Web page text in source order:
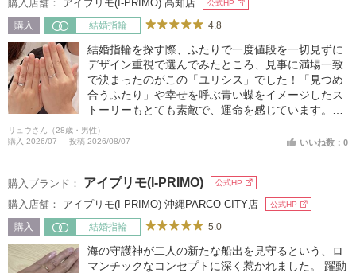
購入店舗： アイプリモ(I-PRIMO) 高知店 公式HP
購入 結婚指輪 4.8
結婚指輪を探す際、ふたりで一度値段を一切見ずに
デザイン重視で選んでみたところ、見事に満場一致
で決まったのがこの「ユリシス」でした！「見つめ
合うふたり」や幸せを呼ぶ青い蝶をイメージしたス
トーリーもとても素敵で、運命を感じています。な
めらかなV字のラインが指を綺麗に見せてくれ、着
け心地も抜群です。直感で選んでも間違いのない、
リュウさん（28歳・男性）
購入 2026/07
投稿 2026/08/07 いいね数：0
購入ブランド： アイプリモ(I-PRIMO) 公式HP
購入店舗： アイプリモ(I-PRIMO) 沖縄PARCO CITY店 公式HP
購入 結婚指輪 5.0
海の守護神が二人の新たな船出を見守るという、ロ
マンチックなコンセプトに深く惹かれました。 躍動